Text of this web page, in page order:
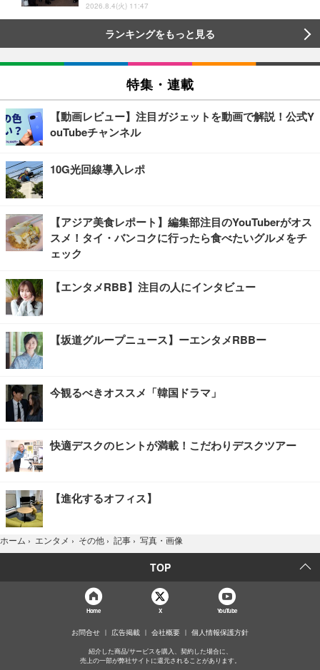
2026.8.4(火) 11:47
ランキングをもっと見る
特集・連載
【動画レビュー】注目ガジェットを動画で解説！公式Y
ouTubeチャンネル
10G光回線導入レポ
【アジア美食レポート】編集部注目のYouTuberがオス
スメ！タイ・バンコクに行ったら食べたいグルメをチ
ェック
【エンタメRBB】注目の人にインタビュー
【坂道グループニュース】ーエンタメRBBー
今観るべきオススメ「韓国ドラマ」
快適デスクのヒントが満載！こだわりデスクツアー
【進化するオフィス】
ホーム › エンタメ › その他 › 記事 › 写真・画像
TOP
Home X YouTube
お問合せ 広告掲載 会社概要 個人情報保護方針
紹介した商品/サービスを購入、契約した場合に、
売上の一部が弊社サイトに還元されることがあります。